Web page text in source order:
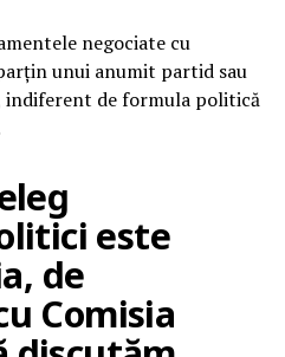
negociate cu
unui anumit partid sau
indiferent de formula politică
este
de
Comisia